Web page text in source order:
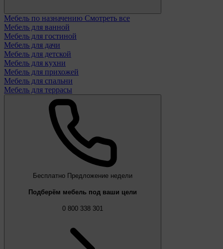
Мебель по назначению Смотреть все
Мебель для ванной
Мебель для гостиной
Мебель для дачи
Мебель для детской
Мебель для кухни
Мебель для прихожей
Мебель для спальни
Мебель для террасы
Бесплатно Предложение недели
Подберём мебель под ваши цели
0 800 338 301